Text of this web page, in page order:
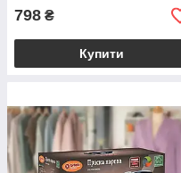
798 ₴
Купити